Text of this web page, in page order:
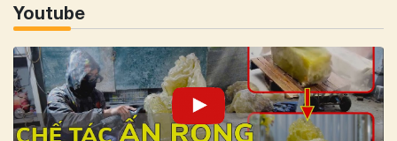
Youtube